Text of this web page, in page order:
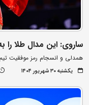
ساروی: این مدال طلا را
همدلی و انسجام رمز موفقیت
یکشنبه ۳۰ شهریور ۱۴۰۴